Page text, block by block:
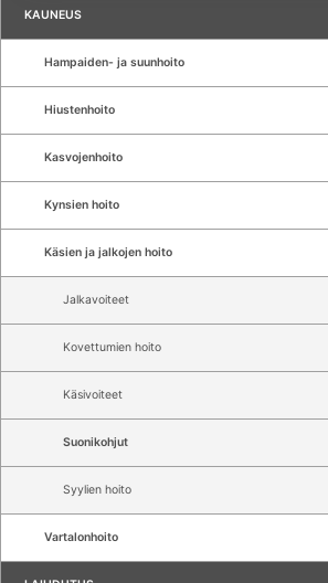
KAUNEUS
Hampaiden- ja suunhoito
Hiustenhoito
Kasvojenhoito
Kynsien hoito
Käsien ja jalkojen hoito
Jalkavoiteet
Kovettumien hoito
Käsivoiteet
Suonikohjut
Syylien hoito
Vartalonhoito